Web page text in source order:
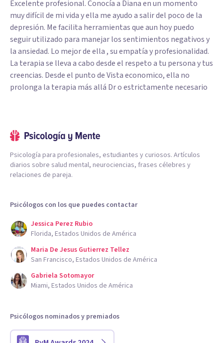
Excelente profesional. Conocía a Diana en un momento
muy difícil de mi vida y ella me ayudo a salir del poco de la
depresión. Me facilita herramientas que aun hoy puedo
seguir utilizado para manejar los sentimientos negativos y
la ansiedad. Lo mejor de ella , su empatía y profesionalidad.
La terapia se lleva a cabo desde el respeto a tu persona y tus
creencias. Desde el punto de Vista economico, ella no
prolonga la terapia más allá Dr o estrictamente necesario
Psicología para profesionales, estudiantes y curiosos. Artículos
diarios sobre salud mental, neurociencias, frases célebres y
relaciones de pareja.
Psicólogos con los que puedes contactar
Jessica Perez Rubio
Florida, Estados Unidos de América
Maria De Jesus Gutierrez Tellez
San Francisco, Estados Unidos de América
Gabriela Sotomayor
Miami, Estados Unidos de América
Psicólogos nominados y premiados